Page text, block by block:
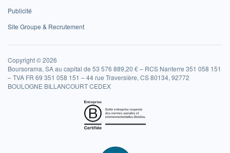
Publicité
Site Groupe & Recrutement
Copyright © 2026
Boursorama, SA au capital de 53 576 889,20 € – RCS Nanterre 351 058 151
– TVA FR 69 351 058 151 – 44 rue Traversière, CS 80134, 92772
BOULOGNE BILLANCOURT CEDEX